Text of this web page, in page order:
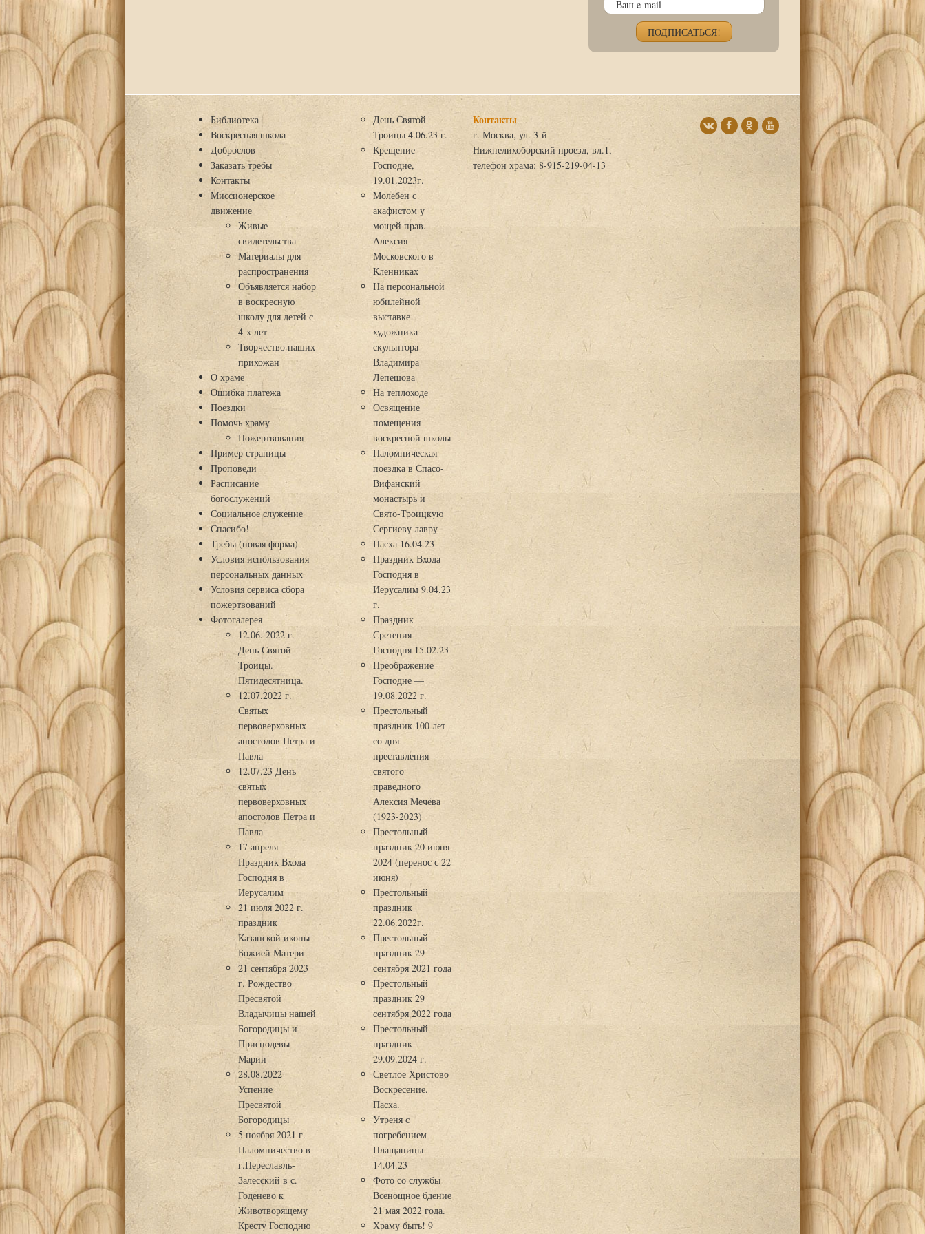
Библиотека
Воскресная школа
Доброслов
Заказать требы
Контакты
Миссионерское
движение
Живые
свидетельства
Материалы для
распространения
Объявляется набор
в воскресную
школу для детей с
4-х лет
Творчество наших
прихожан
О храме
Ошибка платежа
Поездки
Помочь храму
Пожертвования
Пример страницы
Проповеди
Расписание
богослужений
Социальное служение
Спасибо!
Требы (новая форма)
Условия использования
персональных данных
Условия сервиса сбора
пожертвований
Фотогалерея
12.06. 2022 г.
День Святой
Троицы.
Пятидесятница.
12.07.2022 г.
Святых
первоверховных
апостолов Петра и
Павла
12.07.23 День
святых
первоверховных
апостолов Петра и
Павла
17 апреля
Праздник Входа
Господня в
Иерусалим
21 июля 2022 г.
праздник
Казанской иконы
Божией Матери
21 сентября 2023
г. Рождество
Пресвятой
Владычицы нашей
Богородицы и
Приснодевы
Марии
28.08.2022
Успение
Пресвятой
Богородицы
5 ноября 2021 г.
Паломничество в
г.Переславль-
Залесский в с.
Годенево к
Животворящему
Кресту Господню
День Святой
Троицы 4.06.23 г.
Крещение
Господне,
19.01.2023г.
Молебен с
акафистом у
мощей прав.
Алексия
Московского в
Кленниках
На персональной
юбилейной
выставке
художника
скульптора
Владимира
Лепешова
На теплоходе
Освящение
помещения
воскресной школы
Паломническая
поездка в Спасо-
Вифанский
монастырь и
Свято-Троицкую
Сергиеву лавру
Пасха 16.04.23
Праздник Входа
Господня в
Иерусалим 9.04.23
г.
Праздник
Сретения
Господня 15.02.23
Преображение
Господне —
19.08.2022 г.
Престольный
праздник 100 лет
со дня
преставления
святого
праведного
Алексия Мечёва
(1923-2023)
Престольный
праздник 20 июня
2024 (перенос с 22
июня)
Престольный
праздник
22.06.2022г.
Престольный
праздник 29
сентября 2021 года
Престольный
праздник 29
сентября 2022 года
Престольный
праздник
29.09.2024 г.
Светлое Христово
Воскресение.
Пасха.
Утреня с
погребением
Плащаницы
14.04.23
Фото со службы
Всенощное бдение
21 мая 2022 года.
Храму быть! 9
Контакты
г. Москва, ул. 3-й
Нижнелихоборский проезд, вл.1,
телефон храма: 8-915-219-04-13